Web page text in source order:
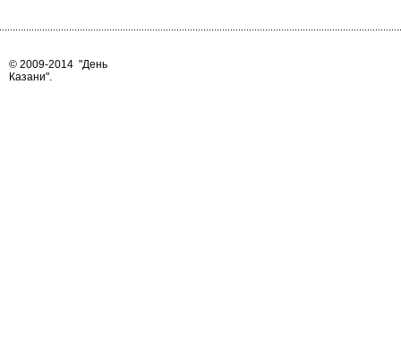
© 2009-2014 "День
Казани".